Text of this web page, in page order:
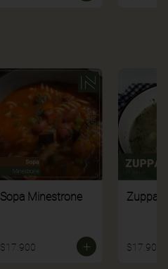
Sopa Minestrone
$17.900
Zuppa
$17.900